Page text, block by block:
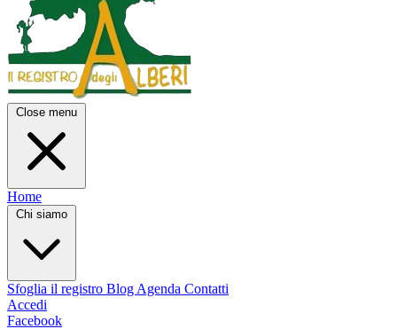
Close menu
Home
Chi siamo
Sfoglia il registro Blog Agenda Contatti
Accedi
Facebook